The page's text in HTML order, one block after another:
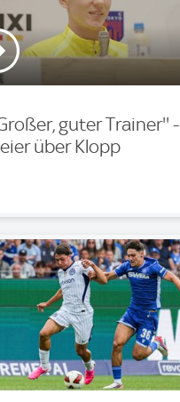
guter Trainer'' -
über Klopp